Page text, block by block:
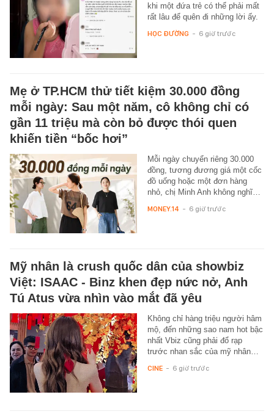
khi một đứa trẻ có thể phải mất
rất lâu để quên đi những lời ấy.
HỌC ĐƯỜNG - 6 giờ trước
Mẹ ở TP.HCM thử tiết kiệm 30.000 đồng
mỗi ngày: Sau một năm, cô không chỉ có
gần 11 triệu mà còn bỏ được thói quen
khiến tiền “bốc hơi”
Mỗi ngày chuyển riêng 30.000
đồng, tương đương giá một cốc
đồ uống hoặc một đơn hàng
nhỏ, chị Minh Anh không nghĩ…
MONEY.14 - 6 giờ trước
Mỹ nhân là crush quốc dân của showbiz
Việt: ISAAC - Binz khen đẹp nức nở, Anh
Tú Atus vừa nhìn vào mắt đã yêu
Không chỉ hàng triệu người hâm
mộ, đến những sao nam hot bậc
nhất Vbiz cũng phải đổ rạp
trước nhan sắc của mỹ nhân…
CINE - 6 giờ trước